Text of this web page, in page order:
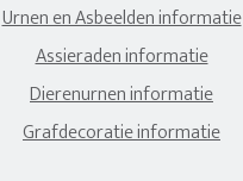
Urnen en Asbeelden informatie
Assieraden informatie
Dierenurnen informatie
Grafdecoratie informatie